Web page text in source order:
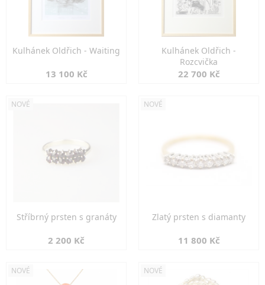
Kulhánek Oldřich - Waiting
13 100 Kč
Kulhánek Oldřich -
Rozcvička
22 700 Kč
NOVÉ
Stříbrný prsten s granáty
2 200 Kč
NOVÉ
Zlatý prsten s diamanty
11 800 Kč
NOVÉ NOVÉ